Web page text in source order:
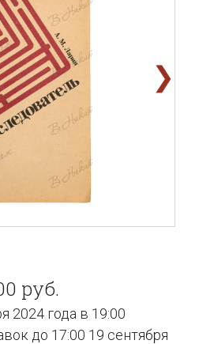
❯
руб.
2024 года в 19:00
до 17:00 19 сентября